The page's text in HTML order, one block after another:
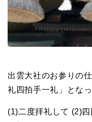
出雲大社のお参りの
礼四拍手一礼」となっ
(1)二度拝礼して (2)